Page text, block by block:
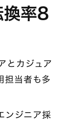
換率8
とカジュア
担当者も多
ンジニア採